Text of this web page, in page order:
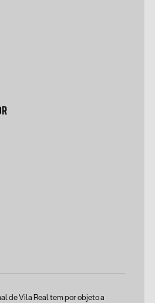
de Vila Real tem por objeto a